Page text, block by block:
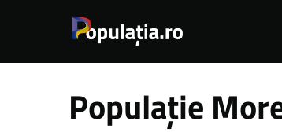
Populație